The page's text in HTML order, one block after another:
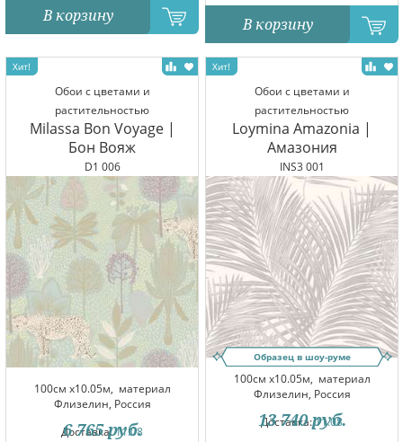
В корзину В корзину
Обои с цветами и
растительностью
Milassa Bon Voyage |
Бон Вояж
D1 006
100см x10.05м, материал
Флизелин, Россия
Доставка:11.08
6 765 руб.
Обои с цветами и
растительностью
Loymina Amazonia |
Амазония
INS3 001
Образец в шоу-руме
100см x10.05м, материал
Флизелин, Россия
Доставка:11.08
13 740 руб.